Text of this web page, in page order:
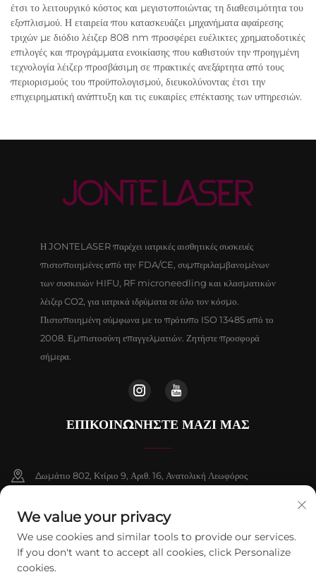
έτσι το λειτουργικό κόστος και μεγιστοποιώντας τη διαθεσιμότητα του
εξοπλισμού. Η εταιρεία που κατασκευάζει μηχανήματα αφαίρεσης
τριχών με διόδιο λέιζερ 808 nm προσφέρει ευέλικτες χρηματοδοτικές
επιλογές και προγράμματα ενοικίασης που καθιστούν την προηγμένη
τεχνολογία λέιζερ προσβάσιμη σε πρακτικές ανεξάρτητα από τους
περιορισμούς του προϋπολογισμού, διευκολύνοντας έτσι την
επιχειρηματική ανάπτυξη και τις ευκαιρίες επέκτασης των υπηρεσιών.
Η JONTELASER παρέχει ιατρικές αισθητικές συσκευές
πιστοποιημένες από την FDA/CE, συμπεριλαμβανομένων
των συσκευών HIFU, RF microneedling και κλασματικών
λέιζερ CO2, για ιατρικά ιδρύματα σε όλο τον κόσμο.
Πιστοποιημένη σύμφωνα με το πρότυπο ISO 13485 από το
2008. Εμπιστοσύνη επαγγελματιών. Ζητήστε προσφορά
σήμερα.
ΕΠΙΚΟΙΝΩΝΉΣΤΕ ΜΑΖΊ ΜΑΣ
Δωμάτιο 802, Κτίριο 9, Αριθ. 16, Ανατολική Λεωφόρος
+86-13911459627
[email protected]
We value your privacy
We use cookies and similar tools to provide our services.
If you don't want to accept all cookies, click Personalize
cookies.